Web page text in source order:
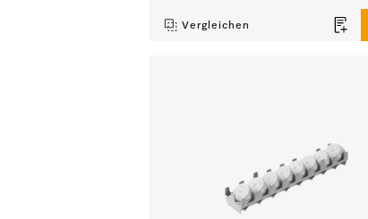
Vergleichen